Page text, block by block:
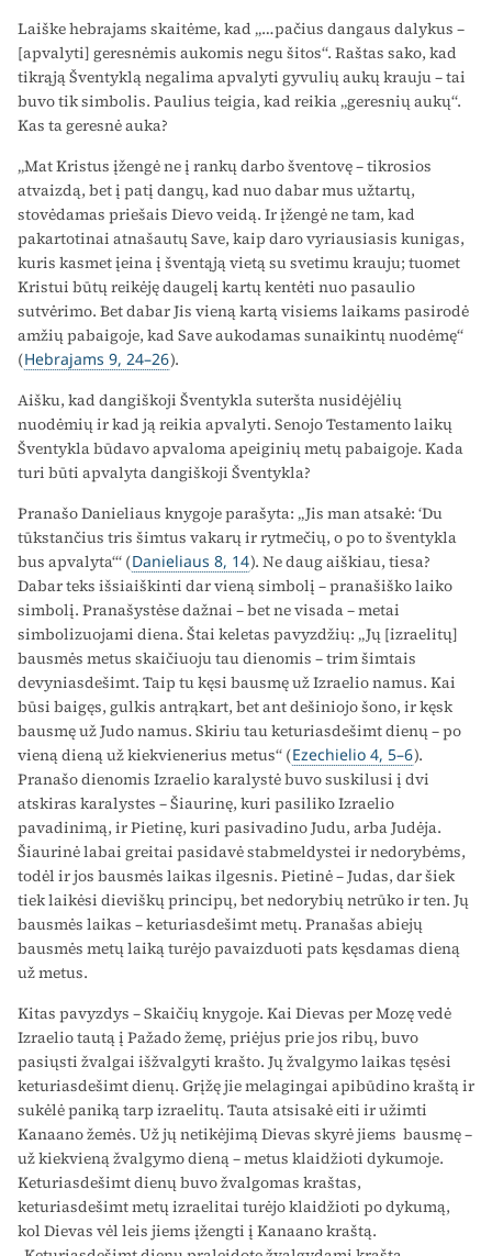
Laiške hebrajams skaitėme, kad „…pačius dangaus dalykus –
[apvalyti] geresnėmis aukomis negu šitos“. Raštas sako, kad
tikrąją Šventyklą negalima apvalyti gyvulių aukų krauju – tai
buvo tik simbolis. Paulius teigia, kad reikia „geresnių aukų“.
Kas ta geresnė auka?
„Mat Kristus įžengė ne į rankų darbo šventovę – tikrosios
atvaizdą, bet į patį dangų, kad nuo dabar mus užtartų,
stovėdamas priešais Dievo veidą. Ir įžengė ne tam, kad
pakartotinai atnašautų Save, kaip daro vyriausiasis kunigas,
kuris kasmet įeina į šventąją vietą su svetimu krauju; tuomet
Kristui būtų reikėję daugelį kartų kentėti nuo pasaulio
sutvėrimo. Bet dabar Jis vieną kartą visiems laikams pasirodė
amžių pabaigoje, kad Save aukodamas sunaikintų nuodėmę“
(Hebrajams 9, 24–26).
Aišku, kad dangiškoji Šventykla suteršta nusidėjėlių
nuodėmių ir kad ją reikia apvalyti. Senojo Testamento laikų
Šventykla būdavo apvaloma apeiginių metų pabaigoje. Kada
turi būti apvalyta dangiškoji Šventykla?
Pranašo Danieliaus knygoje parašyta: „Jis man atsakė: ‘Du
tūkstančius tris šimtus vakarų ir rytmečių, o po to šventykla
bus apvalyta‘“ (Danieliaus 8, 14). Ne daug aiškiau, tiesa?
Dabar teks išsiaiškinti dar vieną simbolį – pranašiško laiko
simbolį. Pranašystėse dažnai – bet ne visada – metai
simbolizuojami diena. Štai keletas pavyzdžių: „Jų [izraelitų]
bausmės metus skaičiuoju tau dienomis – trim šimtais
devyniasdešimt. Taip tu kęsi bausmę už Izraelio namus. Kai
būsi baigęs, gulkis antrąkart, bet ant dešiniojo šono, ir kęsk
bausmę už Judo namus. Skiriu tau keturiasdešimt dienų – po
vieną dieną už kiekvienerius metus“ (Ezechielio 4, 5–6).
Pranašo dienomis Izraelio karalystė buvo suskilusi į dvi
atskiras karalystes – Šiaurinę, kuri pasiliko Izraelio
pavadinimą, ir Pietinę, kuri pasivadino Judu, arba Judėja.
Šiaurinė labai greitai pasidavė stabmeldystei ir nedorybėms,
todėl ir jos bausmės laikas ilgesnis. Pietinė – Judas, dar šiek
tiek laikėsi dieviškų principų, bet nedorybių netrūko ir ten. Jų
bausmės laikas – keturiasdešimt metų. Pranašas abiejų
bausmės metų laiką turėjo pavaizduoti pats kęsdamas dieną
už metus.
Kitas pavyzdys – Skaičių knygoje. Kai Dievas per Mozę vedė
Izraelio tautą į Pažado žemę, priėjus prie jos ribų, buvo
pasiųsti žvalgai išžvalgyti krašto. Jų žvalgymo laikas tęsėsi
keturiasdešimt dienų. Grįžę jie melagingai apibūdino kraštą ir
sukėlė paniką tarp izraelitų. Tauta atsisakė eiti ir užimti
Kanaano žemės. Už jų netikėjimą Dievas skyrė jiems bausmę –
už kiekvieną žvalgymo dieną – metus klaidžioti dykumoje.
Keturiasdešimt dienų buvo žvalgomas kraštas,
keturiasdešimt metų izraelitai turėjo klaidžioti po dykumą,
kol Dievas vėl leis jiems įžengti į Kanaano kraštą.